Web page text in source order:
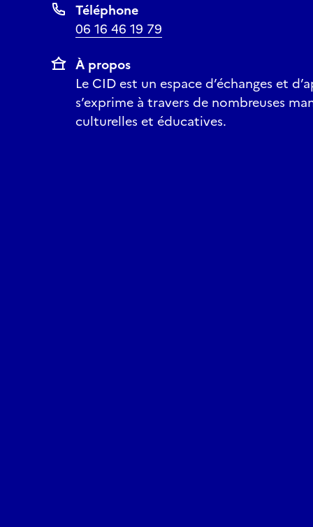
Téléphone
06 16 46 19 79
À propos
Le CID est un espace d’échanges et
s’exprime à travers de nombreuses
culturelles et éducatives.